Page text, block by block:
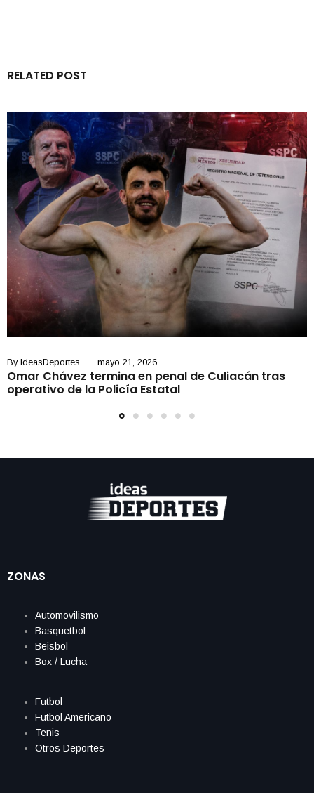
RELATED POST
By IdeasDeportes mayo 21, 2026
Omar Chávez termina en penal de Culiacán tras
operativo de la Policía Estatal
ZONAS
Automovilismo
Basquetbol
Beisbol
Box / Lucha
Futbol
Futbol Americano
Tenis
Otros Deportes